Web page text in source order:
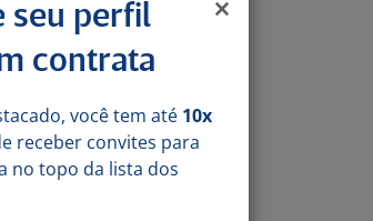
seu perfil
contrata
você tem até 10x
receber convites para
no topo da lista dos